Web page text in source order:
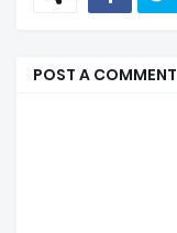
POST A COMMENT